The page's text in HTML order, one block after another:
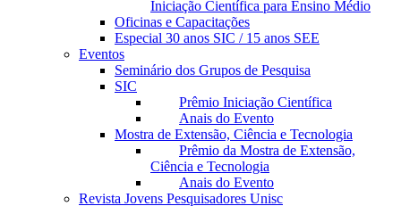
Iniciação Científica para Ensino Médio
Oficinas e Capacitações
Especial 30 anos SIC / 15 anos SEE
Eventos
Seminário dos Grupos de Pesquisa
SIC
Prêmio Iniciação Científica
Anais do Evento
Mostra de Extensão, Ciência e Tecnologia
Prêmio da Mostra de Extensão,
Ciência e Tecnologia
Anais do Evento
Revista Jovens Pesquisadores Unisc